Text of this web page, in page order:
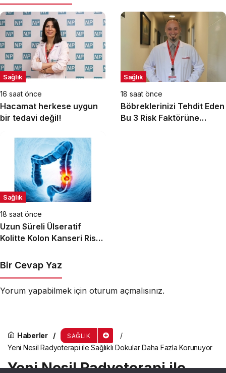
Sağlık
16 saat önce
Hacamat herkese uygun
bir tedavi değil!
Sağlık
18 saat önce
Böbreklerinizi Tehdit Eden
Bu 3 Risk Faktörüne
Sağlık
18 saat önce
Uzun Süreli Ülseratif
Kolitte Kolon Kanseri Riski
Bir Cevap Yaz
Yorum yapabilmek için oturum açmalısınız.
Haberler SAĞLIK
Yeni Nesil Radyoterapi ile Sağlıklı Dokular Daha Fazla Korunuyor
Yeni Nesil Radyoterapi ile